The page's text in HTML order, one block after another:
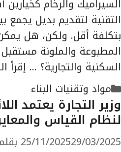
السيراميك والرخام
التقنية لتقديم بديل يجمع
بتكلفة أقل. ولكن، هل
المطبوعة والملونة
السكنية والتجارية؟ … إقرأ
التصنيفات
مواد وتقنيات البناء
وزير التجارة يعتمد
لنظام القياس
25/11/202529/03/2025